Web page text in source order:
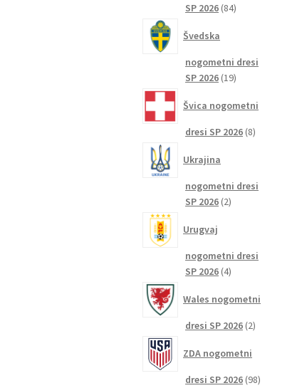
SP 2026 8484
Švedska
nogometni dresi
SP 2026 1919
Švica nogometni
dresi SP 2026 88
Ukrajina
nogometni dresi
SP 2026 22
Urugvaj
nogometni dresi
SP 2026 44
Wales nogometni
dresi SP 2026 22
ZDA nogometni
dresi SP 2026 9898